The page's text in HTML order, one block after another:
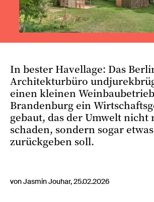
In bester Havellage: Das
Architekturbüro
einen kleinen
Brandenburg ein
gebaut, das der Umwelt
schaden, sondern sogar etwas
zurückgeben soll.
von Jasmin Jouhar, 25.02.2026